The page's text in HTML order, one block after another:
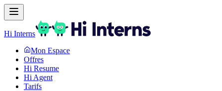
Hi Interns
Mon Espace
Offres
Hi Resume
Hi Agent
Tarifs